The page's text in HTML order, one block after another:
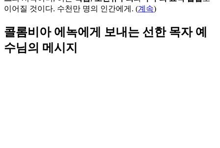
이어질 것이다. 수천만 명의 인간에게. (계속)
콜롬비아 에녹에게 보내는 선한 목자 예
수님의 메시지